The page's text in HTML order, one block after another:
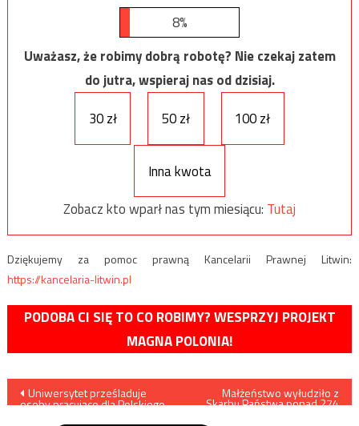
8%
Uważasz, że robimy dobrą robotę? Nie czekaj zatem
do jutra, wspieraj nas od dzisiaj.
30 zł
50 zł 100 zł
Inna kwota
Zobacz kto wparł nas tym miesiącu: Tutaj
Dziękujemy za pomoc prawną Kancelarii Prawnej Litwin:
https://kancelaria-litwin.pl
PODOBA CI SIĘ TO CO ROBIMY? WESPRZYJ PROJEKT
MAGNA POLONIA!
Nawigacja
Uniwersytet prześladuje
osoby pracujące dla Polskiego
Małżeństwo wyłudziło z
Skarbu Państwa ponad 274